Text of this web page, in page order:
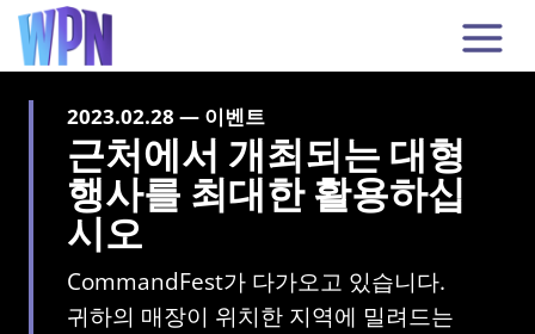
2023.02.28 — 이벤트
근처에서 개최되는 대형
행사를 최대한 활용하십
시오
CommandFest가 다가오고 있습니다.
귀하의 매장이 위치한 지역에 밀려드는